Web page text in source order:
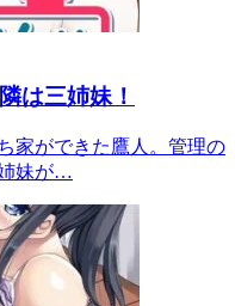
は三姉妹！
家ができた鷹人。管理の
妹が…